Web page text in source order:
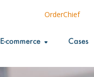
OrderChief
E-commerce Cases